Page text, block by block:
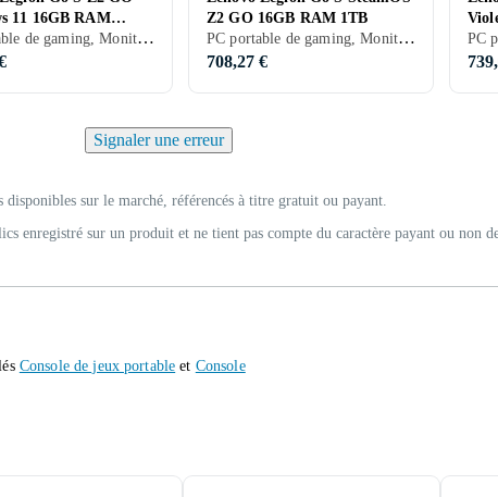
11 16GB RAM
PC portable de gaming, Moniteur LCD, Wi-Fi
Z2 GO 16GB RAM 1TB
PC portable de gaming, Moniteur LCD
708,27 €
Signaler une erreur
sur le marché, référencés à titre gratuit ou payant.
enregistré sur un produit et ne tient pas compte du caractère payant ou non
Console de jeux portable et Console